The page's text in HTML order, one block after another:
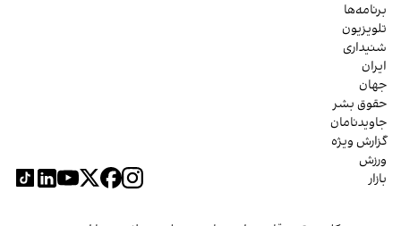
برنامه‌ها
تلویزیون
شنیداری
ایران
جهان
حقوق بشر
جاویدنامان
گزارش ویژه
ورزش
بازار